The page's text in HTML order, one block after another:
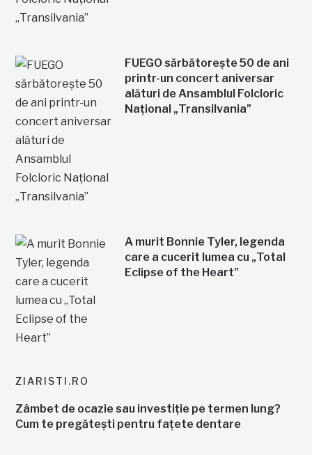
FUEGO sărbătorește 50 de ani
printr-un concert aniversar
alături de Ansamblul Folcloric
Național „Transilvania”
A murit Bonnie Tyler, legenda
care a cucerit lumea cu „Total
Eclipse of the Heart”
ZIARISTI.RO
Zâmbet de ocazie sau investiție pe termen lung?
Cum te pregătești pentru fațete dentare